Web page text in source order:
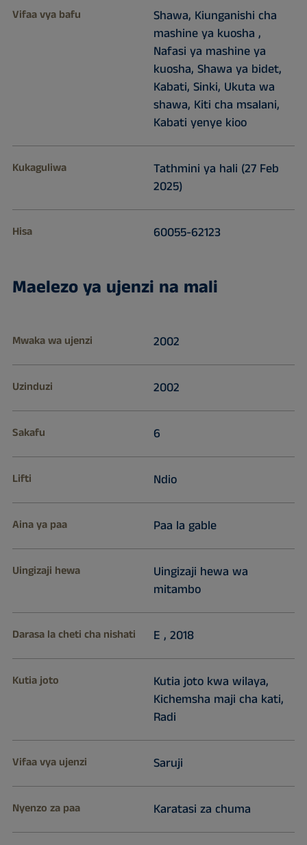
Vifaa vya bafu
Shawa, Kiunganishi cha
mashine ya kuosha ,
Nafasi ya mashine ya
kuosha, Shawa ya bidet,
Kabati, Sinki, Ukuta wa
shawa, Kiti cha msalani,
Kabati yenye kioo
Kukaguliwa
Tathmini ya hali (27 Feb
2025)
Hisa 60055-62123
Maelezo ya ujenzi na mali
Mwaka wa ujenzi 2002
Uzinduzi 2002
Sakafu 6
Lifti Ndio
Aina ya paa Paa la gable
Uingizaji hewa
Uingizaji hewa wa
mitambo
Darasa la cheti cha nishati E , 2018
Kutia joto
Kutia joto kwa wilaya,
Kichemsha maji cha kati,
Radi
Vifaa vya ujenzi Saruji
Nyenzo za paa Karatasi za chuma